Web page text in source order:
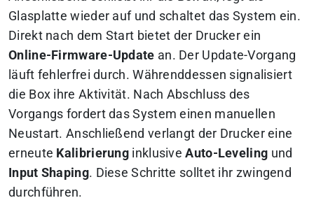
Glasplatte wieder auf und schaltet das System ein.
Direkt nach dem Start bietet der Drucker ein
Online-Firmware-Update an. Der Update-Vorgang
läuft fehlerfrei durch. Währenddessen signalisiert
die Box ihre Aktivität. Nach Abschluss des
Vorgangs fordert das System einen manuellen
Neustart. Anschließend verlangt der Drucker eine
erneute Kalibrierung inklusiveAuto-Leveling und
Input Shaping. Diese Schritte solltet ihr zwingend
durchführen.